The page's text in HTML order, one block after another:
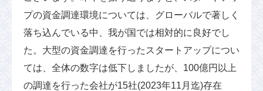
プの資金調達環境については、グローバルで著しく
落ち込んでいる中、我が国では相対的に良好でし
た。大型の資金調達を行ったスタートアップについ
ては、全体の数字は低下しましたが、100億円以上
の調達を行った会社が15社(2023年11月迄)存在